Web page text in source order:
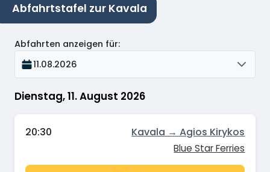
Abfahrtstafel zur Kavala
Dienstag, 11. August 2026
Abfahrten anzeigen für:
11.08.2026
20:30 Kavala → Agios Kirykos
Blue Star Ferries